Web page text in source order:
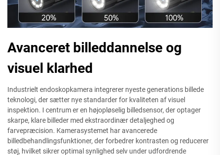
Avanceret billeddannelse og
visuel klarhed
Industrielt endoskopkamera integrerer nyeste generations billede
teknologi, der sætter nye standarder for kvaliteten af visuel
inspektion. I centrum er en højopløselig billedsensor, der optager
skarpe, klare billeder med ekstraordinær detaljeghed og
farvepræcision. Kamerasystemet har avancerede
billedbehandlingsfunktioner, der forbedrer kontrasten og reducerer
støj, hvilket sikrer optimal synlighed selv under udfordrende